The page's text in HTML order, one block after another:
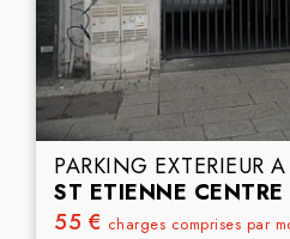
PARKING EXTERIEUR
ST ETIENNE CENTRE
55 € charges comprises par